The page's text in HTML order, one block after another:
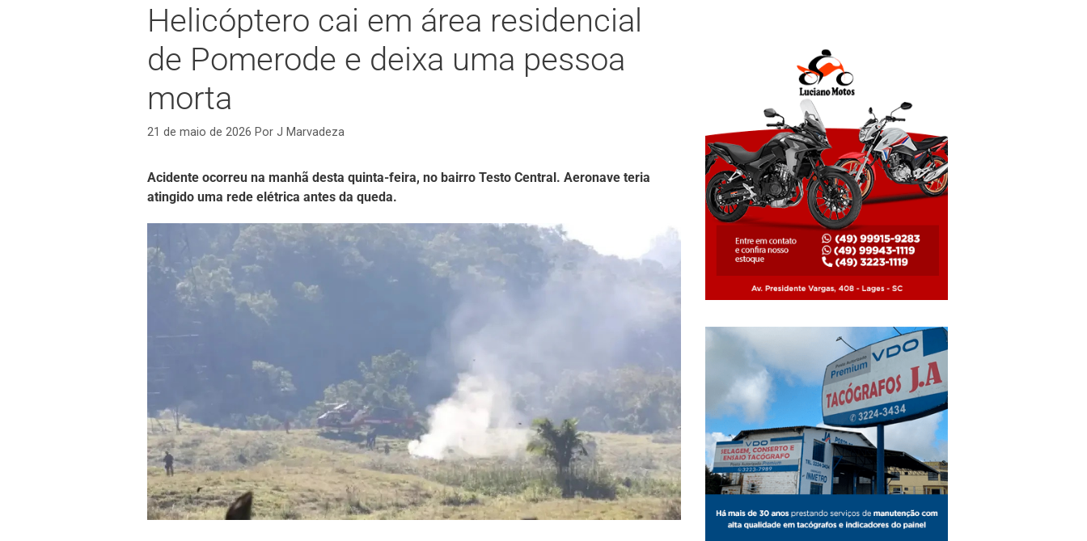
Helicóptero cai em área residencial
de Pomerode e deixa uma pessoa
morta
21 de maio de 2026 Por J Marvadeza
Acidente ocorreu na manhã desta quinta-feira, no bairro Testo Central. Aeronave teria
atingido uma rede elétrica antes da queda.